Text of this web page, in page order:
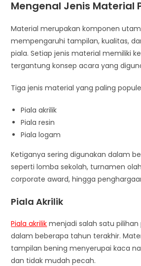
Mengenal Jenis Material
Material merupakan komponen
mempengaruhi tampilan, kualitas,
piala. Setiap jenis material memiliki
tergantung konsep acara yang
Tiga jenis material yang paling
Piala akrilik
Piala resin
Piala logam
Ketiganya sering digunakan dalam
seperti lomba sekolah, turnamen
corporate award, hingga
Piala Akrilik
Piala akrilik menjadi salah satu
dalam beberapa tahun terakhir.
tampilan bening menyerupai kaca
dan tidak mudah pecah.